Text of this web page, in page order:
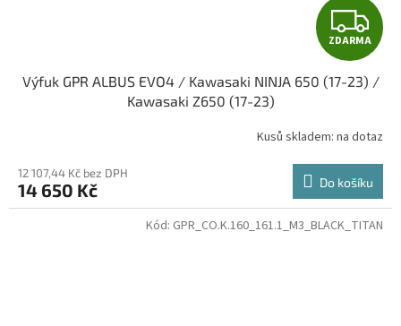
Z
D
A
R
M
A
ZDARMA
Výfuk GPR ALBUS EVO4 / Kawasaki NINJA 650 (17-23) /
Kawasaki Z650 (17-23)
Kusů skladem: na dotaz
12 107,44 Kč bez DPH
14 650 Kč Do košíku
Kód: GPR_CO.K.160_161.1_M3_BLACK_TITAN